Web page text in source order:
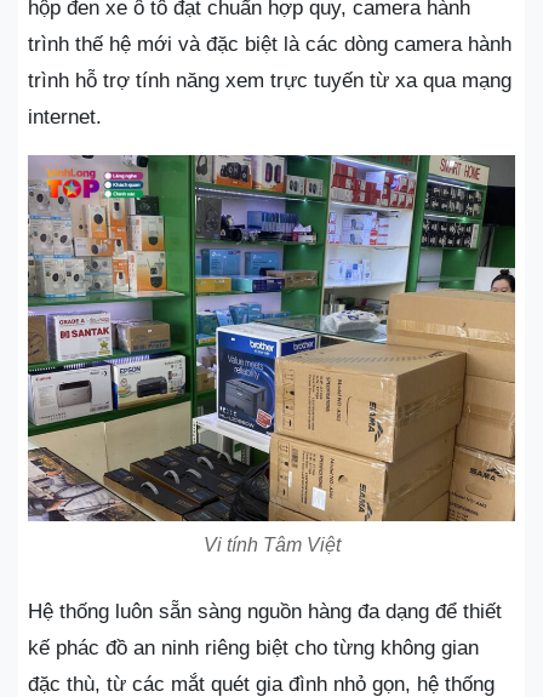
hộp đen xe ô tô đạt chuẩn hợp quy, camera hành
trình thế hệ mới và đặc biệt là các dòng camera hành
trình hỗ trợ tính năng xem trực tuyến từ xa qua mạng
internet.
Vi tính Tâm Việt
Hệ thống luôn sẵn sàng nguồn hàng đa dạng để thiết
kế phác đồ an ninh riêng biệt cho từng không gian
đặc thù, từ các mắt quét gia đình nhỏ gọn, hệ thống